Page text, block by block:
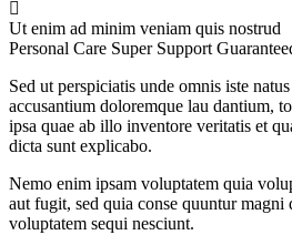
Ut enim ad minim veniam quis nostrud
Personal Care Super Support
Sed ut perspiciatis unde omnis iste
accusantium doloremque lau dantium,
ipsa quae ab illo inventore veritatis et
dicta sunt explicabo.
Nemo enim ipsam voluptatem quia
aut fugit, sed quia conse quuntur magni
voluptatem sequi nesciunt.